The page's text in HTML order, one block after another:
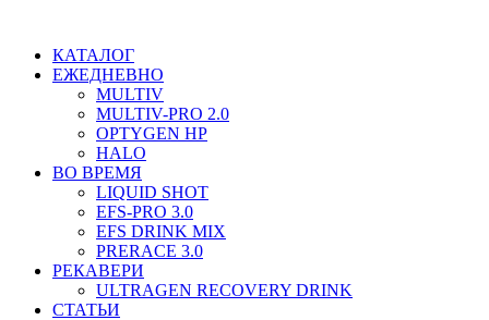
содержимому
КАТАЛОГ
ЕЖЕДНЕВНО
MULTIV
MULTIV-PRO 2.0
OPTYGEN HP
HALO
ВО ВРЕМЯ
LIQUID SHOT
EFS-PRO 3.0
EFS DRINK MIX
PRERACE 3.0
РЕКАВЕРИ
ULTRAGEN RECOVERY DRINK
СТАТЬИ